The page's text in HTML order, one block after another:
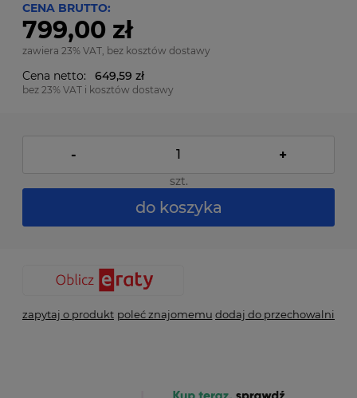
CENA BRUTTO:
799,00 zł
zawiera 23% VAT, bez kosztów dostawy
Cena netto: 649,59 zł
bez 23% VAT i kosztów dostawy
- +
szt.
do koszyka
zapytaj o produkt poleć znajomemu dodaj do przechowalni